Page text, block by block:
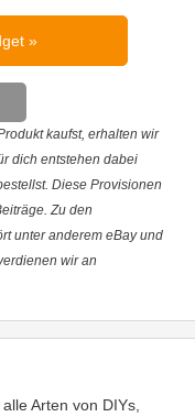
kaufst, erhalten wir
dich entstehen dabei
Diese Provisionen
Zu den
unter anderem eBay und
wir an
Arten von DIYs,